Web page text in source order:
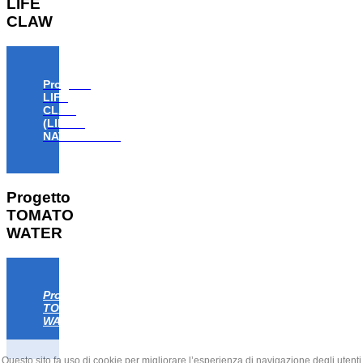
LIFE
CLAW
Progetto
LIFE
CLAW
(LIFE18
NAT/IT/000806)
Progetto
TOMATO
WATER
Progetto
TOMATO
WATER
Questo sito fa uso di cookie per migliorare l’esperienza di navigazione degli utenti